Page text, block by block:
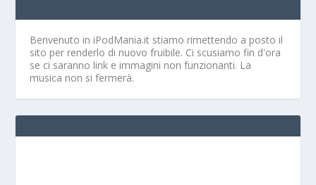
Benvenuto in iPodMania.it stiamo rimettendo a posto il
sito per renderlo di nuovo fruibile. Ci scusiamo fin d'ora
se ci saranno link e immagini non funzionanti. La
musica non si fermerà.